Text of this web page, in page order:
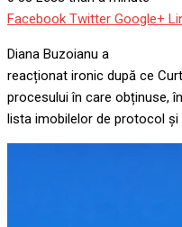
Facebook Twitter Google+
Diana Buzoianu a
reacționat ironic după ce
procesului în care obținuse,
lista imobilelor de protocol